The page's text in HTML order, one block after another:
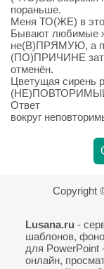
пораньше.
Меня ТО(ЖЕ) в
Бывают любимые
не(В)ПРЯМУЮ, а
(ПО)ПРИЧИНЕ
отменён.
Цветущая сирень
(НЕ)ПОВТОРИМЫЙ
Ответ
вокруг
Copyright
Lusana.ru -
шаблонов,
для PowerPoint
онлайн,